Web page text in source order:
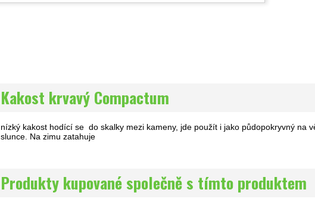
Kakost krvavý Compactum
nízký kakost hodící se do skalky mezi kameny, jde použít i jako půdopokryvný na
slunce. Na zimu zatahuje
Produkty kupované společně s tímto produktem